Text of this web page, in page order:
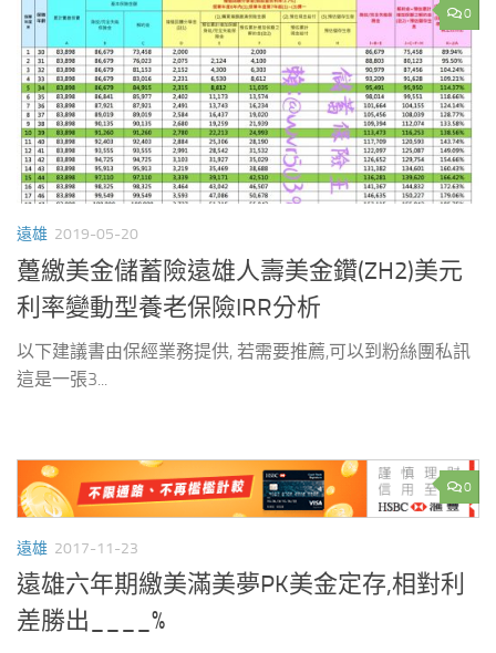
0
遠雄 2019-05-20
躉繳美金儲蓄險遠雄人壽美金鑽(ZH2)美元
利率變動型養老保險IRR分析
以下建議書由保經業務提供, 若需要推薦,可以到粉絲團私訊
這是一張3...
0
遠雄 2017-11-23
遠雄六年期繳美滿美夢PK美金定存,相對利
差勝出____%